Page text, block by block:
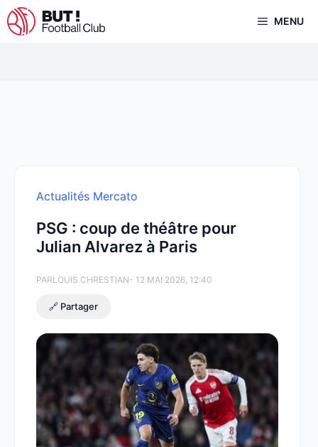
Aller
au
MENU
Actualités Mercato
PSG : coup de théâtre pour
Julian Alvarez à Paris
PARLOUIS CHRESTIAN- 12 MAI 2026, 12:40
🔗 Partager